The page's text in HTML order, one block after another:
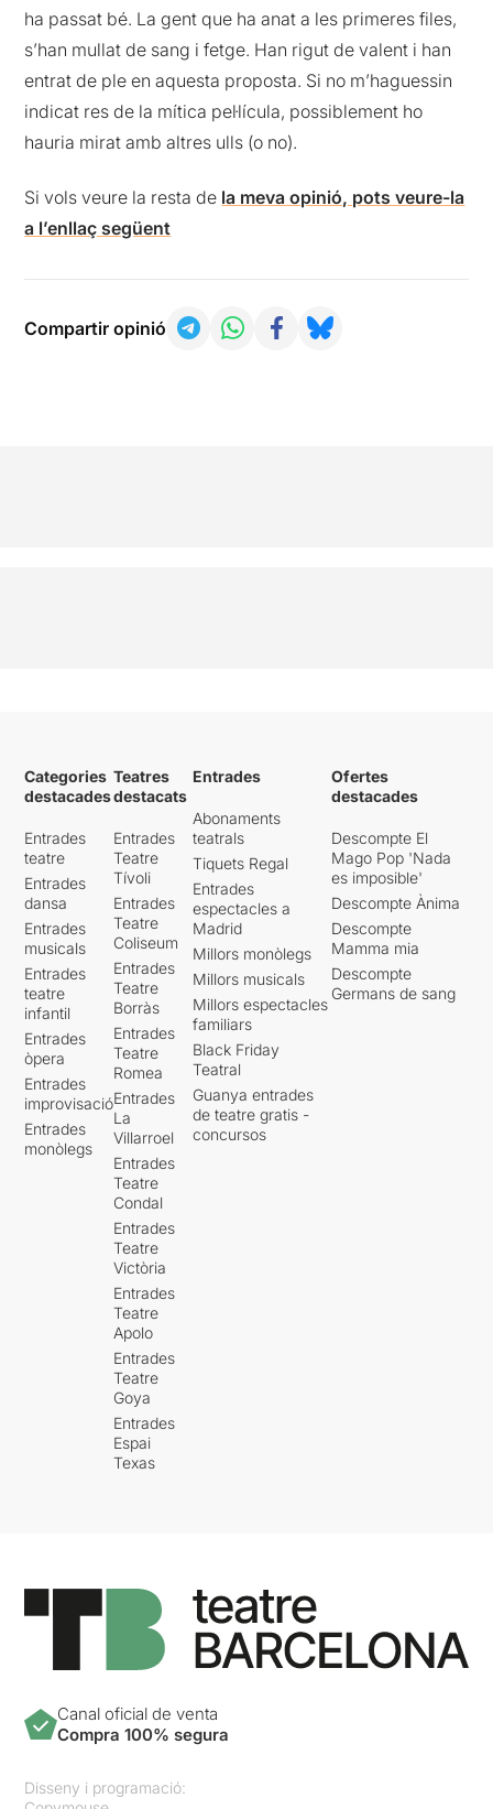
ha passat bé. La gent que ha anat a les primeres files,
s’han mullat de sang i fetge. Han rigut de valent i han
entrat de ple en aquesta proposta. Si no m’haguessin
indicat res de la mítica pel·lícula, possiblement ho
hauria mirat amb altres ulls (o no).
Si vols veure la resta de la meva opinió, pots veure-la
a l’enllaç següent
Compartir opinió
Categories
destacades
Entrades
teatre
Entrades
dansa
Entrades
musicals
Entrades
teatre
infantil
Entrades
òpera
Entrades
improvisació
Entrades
monòlegs
Teatres
destacats
Entrades
Teatre
Tívoli
Entrades
Teatre
Coliseum
Entrades
Teatre
Borràs
Entrades
Teatre
Romea
Entrades
La
Villarroel
Entrades
Teatre
Condal
Entrades
Teatre
Victòria
Entrades
Teatre
Apolo
Entrades
Teatre
Goya
Entrades
Espai
Texas
Entrades
Abonaments
teatrals
Tiquets Regal
Entrades
espectacles a
Madrid
Millors monòlegs
Millors musicals
Millors espectacles
familiars
Black Friday
Teatral
Guanya entrades
de teatre gratis -
concursos
Ofertes
destacades
Descompte El
Mago Pop 'Nada
es imposible'
Descompte Ànima
Descompte
Mamma mia
Descompte
Germans de sang
Canal oficial de venta
Compra 100% segura
Disseny i programació: